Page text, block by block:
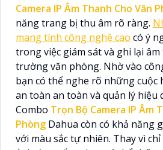
Camera IP Âm Thanh Cho Văn
năng trang bị thu âm rõ ràng.
mang tính công nghệ cao có ý
trong việc giám sát và ghi lại
trường văn phòng. Nhờ vào
bạn có thể nghe rõ những cuộc
an toàn an toàn và quản lý hiệu
Combo Trọn Bộ Camera IP Âm
Phòng Dahua còn có khả năng
với màu sắc tự nhiên. Thay vì